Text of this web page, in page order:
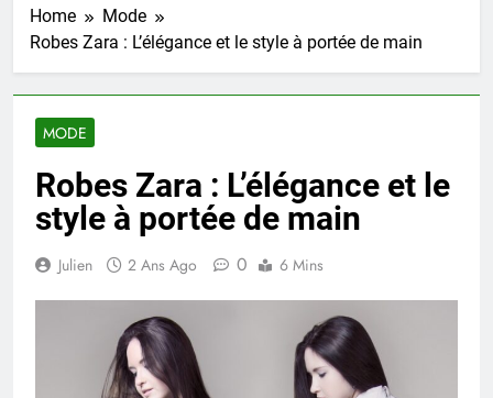
Home
Mode
Robes Zara : L’élégance et le style à portée de main
MODE
Robes Zara : L’élégance et le
style à portée de main
Julien 2 Ans Ago 0 6 Mins